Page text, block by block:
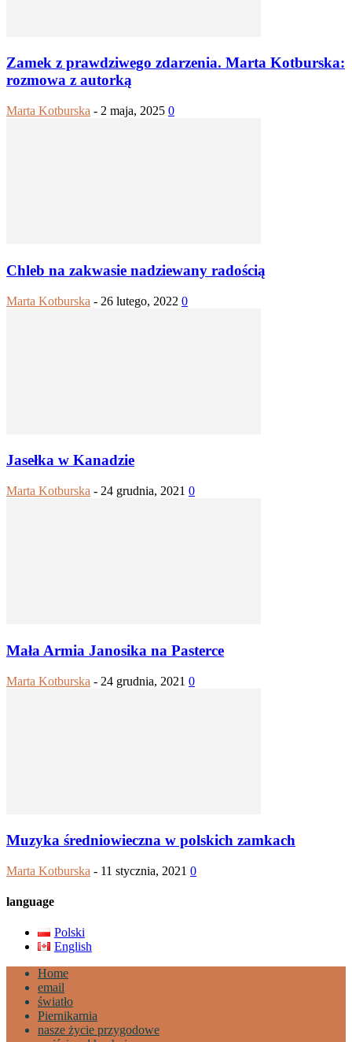
Zamek z prawdziwego zdarzenia. Marta Kotburska:
rozmowa z autorką
Marta Kotburska - 2 maja, 2025 0
Chleb na zakwasie nadziewany radością
Marta Kotburska - 26 lutego, 2022 0
Jasełka w Kanadzie
Marta Kotburska - 24 grudnia, 2021 0
Mała Armia Janosika na Pasterce
Marta Kotburska - 24 grudnia, 2021 0
Muzyka średniowieczna w polskich zamkach
Marta Kotburska - 11 stycznia, 2021 0
language
Polski
English
Home
email
światło
Piernikarnia
nasze życie przygodowe